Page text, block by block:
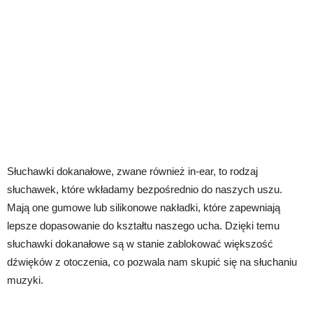
Słuchawki dokanałowe, zwane również in-ear, to rodzaj
słuchawek, które wkładamy bezpośrednio do naszych uszu.
Mają one gumowe lub silikonowe nakładki, które zapewniają
lepsze dopasowanie do kształtu naszego ucha. Dzięki temu
słuchawki dokanałowe są w stanie zablokować większość
dźwięków z otoczenia, co pozwala nam skupić się na słuchaniu
muzyki.